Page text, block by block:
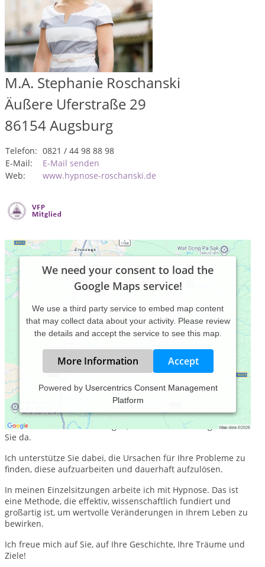
M.A. Stephanie Roschanski
Äußere Uferstraße 29
86154Augsburg
Telefon: 0821 / 44 98 88 98
E-Mail:
E-Mail senden
Web:
www.hypnose-roschanski.de
We need your consent to load the
Google Maps service!
We use a third party service to embed map content
that may collect data about your activity. Please review
the details and accept the service to see this map.
More Information Accept
Powered by Usercentrics Consent Management
Platform
Wenn es in Ihrem Leben einfach nicht rund läuft, z.B.
aufgrund belastender Erlebnisse, körperlicher Erkrankungen
oder familiärer Verstrickungen, bin ich von Herzen gerne für
Sie da.
Ich unterstütze Sie dabei, die Ursachen für Ihre Probleme zu
finden, diese aufzuarbeiten und dauerhaft aufzulösen.
In meinen Einzelsitzungen arbeite ich mit Hypnose. Das ist
eine Methode, die effektiv, wissenschaftlich fundiert und
großartig ist, um wertvolle Veränderungen in Ihrem Leben zu
bewirken.
Ich freue mich auf Sie, auf Ihre Geschichte, Ihre Träume und
Ziele!